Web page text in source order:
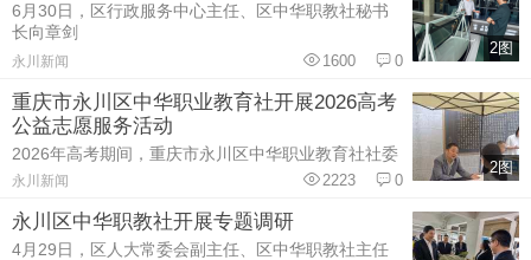
2图
6月30日，区行政服务中心主任、区中华职教社秘书
长向章剑
永川新闻 0
1600
2图
重庆市永川区中华职业教育社开展2026高考
公益志愿服务活动
2026年高考期间，重庆市永川区中华职业教育社社委
会委员樊坤在永
永川新闻 0
2223
永川区中华职教社开展专题调研
4月29日，区人大常委会副主任、区中华职教社主任